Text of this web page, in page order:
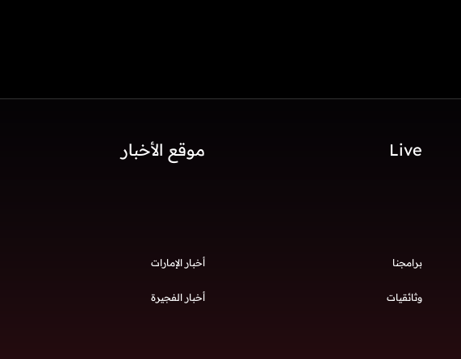
Live موقع الأخبار
برامجنا
وثائقيات
أخبار الإمارات
أخبار الفجيرة